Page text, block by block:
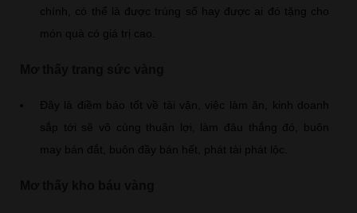
chính, có thể là được trúng số hay được ai đó tặng cho
món quà có giá trị cao.
Đây là điềm báo tốt về tài vận, việc làm ăn, kinh doanh
sắp tới sẽ vô cùng thuận lợi, làm đâu thắng đó, buôn
may bán đắt, buôn đầy bán hết, phát tài phát lộc.